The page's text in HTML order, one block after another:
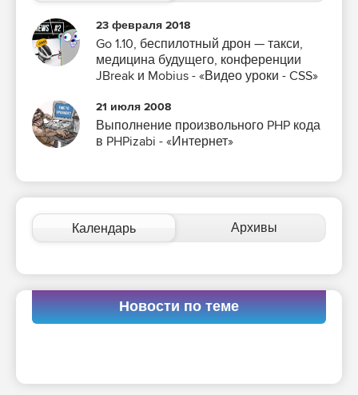
23 февраля 2018
Go 1.10, беспилотный дрон — такси,
медицина будущего, конференции
JBreak и Mobius - «Видео уроки - CSS»
21 июля 2008
Выполнение произвольного PHP кода
в PHPizabi - «Интернет»
Календарь Архивы
Новости по теме